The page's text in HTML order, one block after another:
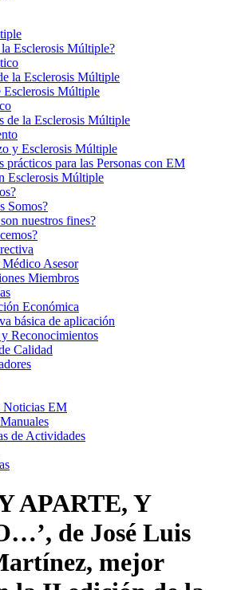
la Esclerosis Múltiple?
la Esclerosis Múltiple
Esclerosis Múltiple
de la Esclerosis Múltiple
y Esclerosis Múltiple
prácticos para las Personas con EM
Esclerosis Múltiple
Somos?
nuestros fines?
Asesor
Miembros
Económica
básica de aplicación
Reconocimientos
Calidad
Noticias EM
de Actividades
APARTE, Y
de José Luis
mejor